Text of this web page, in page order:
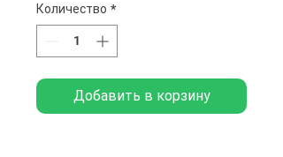
Количество *
Добавить в корзину